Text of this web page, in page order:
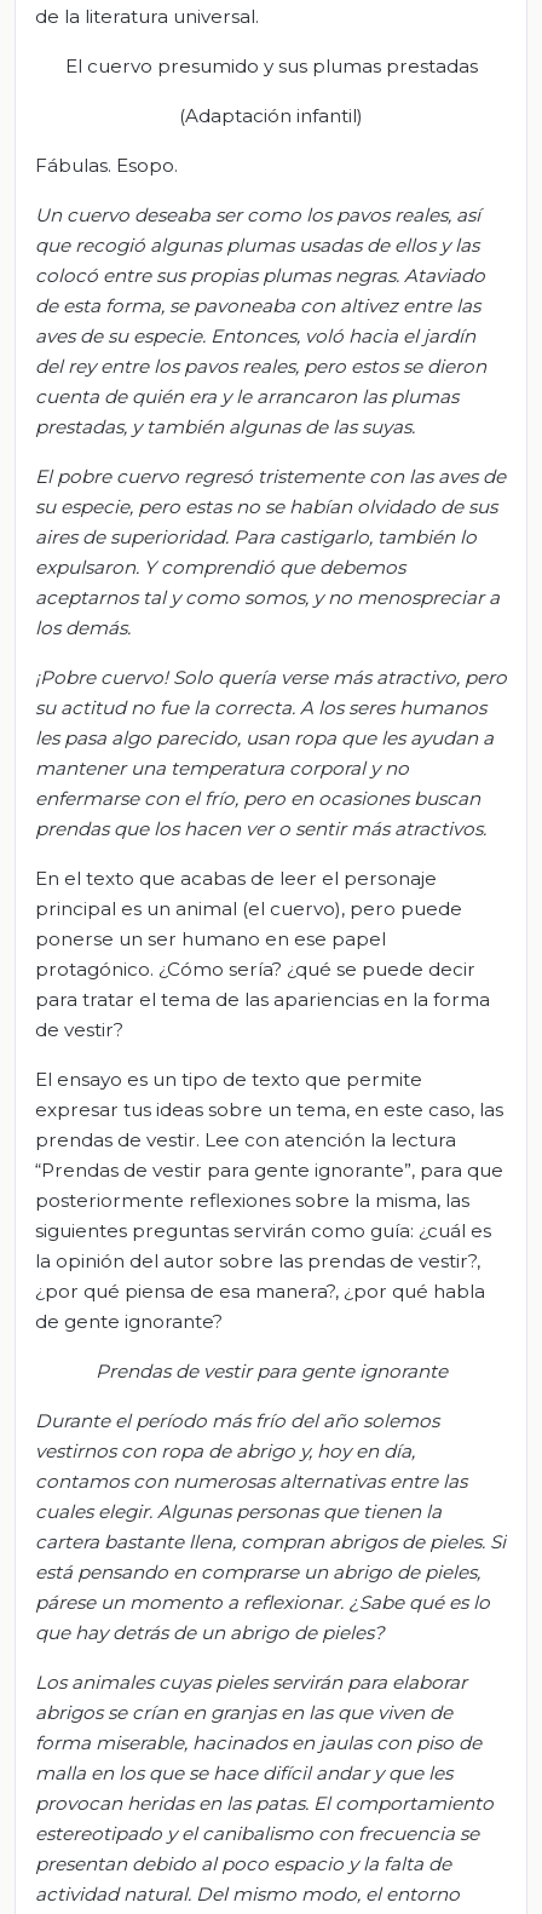
de la literatura universal.
El cuervo presumido y sus plumas prestadas
(Adaptación infantil)
Fábulas. Esopo.
Un cuervo deseaba ser como los pavos reales, así
que recogió algunas plumas usadas de ellos y las
colocó entre sus propias plumas negras. Ataviado
de esta forma, se pavoneaba con altivez entre las
aves de su especie. Entonces, voló hacia el jardín
del rey entre los pavos reales, pero estos se dieron
cuenta de quién era y le arrancaron las plumas
prestadas, y también algunas de las suyas.
El pobre cuervo regresó tristemente con las aves de
su especie, pero estas no se habían olvidado de sus
aires de superioridad. Para castigarlo, también lo
expulsaron. Y comprendió que debemos
aceptarnos tal y como somos, y no menospreciar a
los demás.
¡Pobre cuervo! Solo quería verse más atractivo, pero
su actitud no fue la correcta. A los seres humanos
les pasa algo parecido, usan ropa que les ayudan a
mantener una temperatura corporal y no
enfermarse con el frío, pero en ocasiones buscan
prendas que los hacen ver o sentir más atractivos.
En el texto que acabas de leer el personaje
principal es un animal (el cuervo), pero puede
ponerse un ser humano en ese papel
protagónico. ¿Cómo sería? ¿qué se puede decir
para tratar el tema de las apariencias en la forma
de vestir?
El ensayo es un tipo de texto que permite
expresar tus ideas sobre un tema, en este caso, las
prendas de vestir. Lee con atención la lectura
“Prendas de vestir para gente ignorante”, para que
posteriormente reflexiones sobre la misma, las
siguientes preguntas servirán como guía: ¿cuál es
la opinión del autor sobre las prendas de vestir?,
¿por qué piensa de esa manera?, ¿por qué habla
de gente ignorante?
Prendas de vestir para gente ignorante
Durante el período más frío del año solemos
vestirnos con ropa de abrigo y, hoy en día,
contamos con numerosas alternativas entre las
cuales elegir. Algunas personas que tienen la
cartera bastante llena, compran abrigos de pieles. Si
está pensando en comprarse un abrigo de pieles,
párese un momento a reflexionar. ¿Sabe qué es lo
que hay detrás de un abrigo de pieles?
Los animales cuyas pieles servirán para elaborar
abrigos se crían en granjas en las que viven de
forma miserable, hacinados en jaulas con piso de
malla en los que se hace difícil andar y que les
provocan heridas en las patas. El comportamiento
estereotipado y el canibalismo con frecuencia se
presentan debido al poco espacio y la falta de
actividad natural. Del mismo modo, el entorno